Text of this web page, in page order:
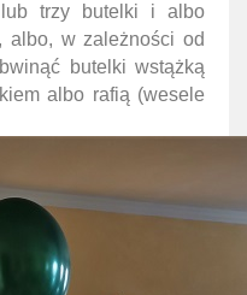
trzy butelki i albo
albo, w zależności od
butelki wstążką
albo rafią (wesele